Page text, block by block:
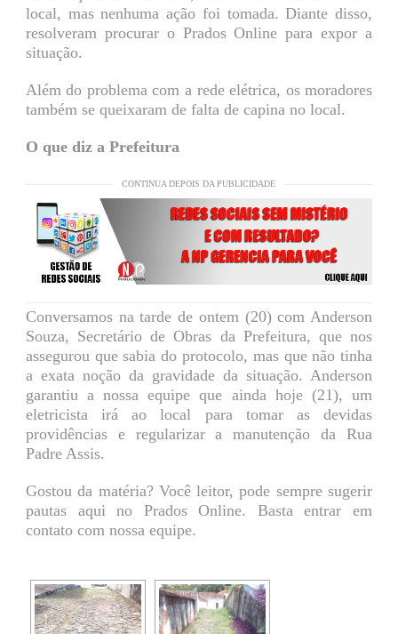
local, mas nenhuma ação foi tomada. Diante disso,
resolveram procurar o Prados Online para expor a
situação.
Além do problema com a rede elétrica, os moradores
também se queixaram de falta de capina no local.
O que diz a Prefeitura
CONTINUA DEPOIS DA PUBLICIDADE
Conversamos na tarde de ontem (20) com Anderson
Souza, Secretário de Obras da Prefeitura, que nos
assegurou que sabia do protocolo, mas que não tinha
a exata noção da gravidade da situação. Anderson
garantiu a nossa equipe que ainda hoje (21), um
eletricista irá ao local para tomar as devidas
providências e regularizar a manutenção da Rua
Padre Assis.
Gostou da matéria? Você leitor, pode sempre sugerir
pautas aqui no Prados Online. Basta entrar em
contato com nossa equipe.